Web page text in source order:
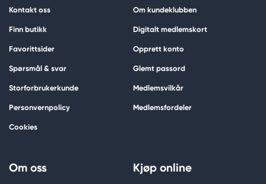
Kontakt oss
Finn butikk
Favorittsider
Spørsmål & svar
Storforbrukerkunde
Personvernpolicy
Cookies
Om kundeklubben
Digitalt medlemskort
Opprett konto
Glemt passord
Medlemsvilkår
Medlemsfordeler
Om oss Kjøp online